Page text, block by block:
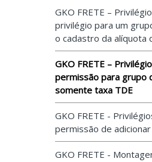
GKO FRETE –
privilégio para um
o cadastro da alíquota
GKO FRETE –
permissão para grupo
somente taxa TDE
GKO FRETE -
permissão de
GKO FRETE -